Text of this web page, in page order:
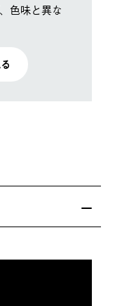
味と異なる場合が